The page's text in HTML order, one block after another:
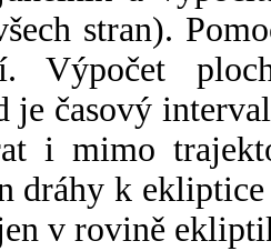
stran).
Výpočet
je časový
i mimo
dráhy k
v rovině